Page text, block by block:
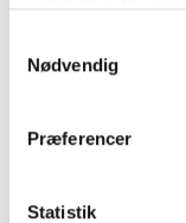
Nødvendig
Præferencer
Statistik